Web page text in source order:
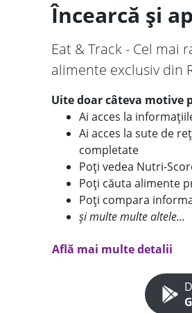
Încearcă și
Eat & Track - Cel
alimente exclusiv din
Uite doar câteva motive
Ai acces la
Ai acces la sute de
completate
Poți vedea Nutri-
Poți căuta alimente
Poți compara
și multe multe altele...
Află mai multe detalii